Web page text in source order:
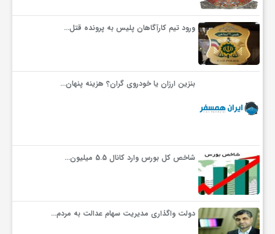
ورود تیم کارآگاهان پلیس به پرونده قتل…
بنزین ارزان یا خودروی گران؟ هزینه پنهان…
شاخص کل بورس وارد کانال 5.5 میلیون…
دولت واگذاری مدیریت سهام عدالت به مردم…